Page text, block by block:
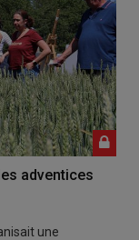
adventices
une